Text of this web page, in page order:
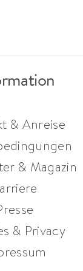
& Anreise
& Magazin
& Privacy